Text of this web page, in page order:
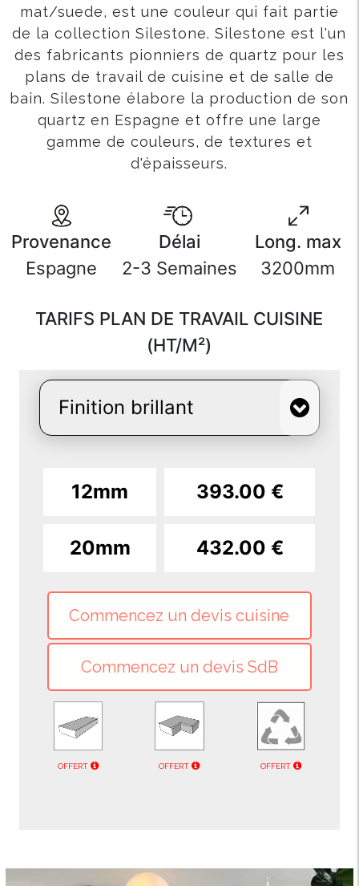
mat/suede, est une couleur qui fait partie
de la collection Silestone. Silestone est l'un
des fabricants pionniers de quartz pour les
plans de travail de cuisine et de salle de
bain. Silestone élabore la production de son
quartz en Espagne et offre une large
gamme de couleurs, de textures et
d'épaisseurs.
Provenance
Espagne
Délai
2-3 Semaines
Long. max
3200mm
TARIFS PLAN DE TRAVAIL CUISINE
(HT/M²)
12mm 393.00 €
20mm 432.00 €
OFFERT OFFERT OFFERT